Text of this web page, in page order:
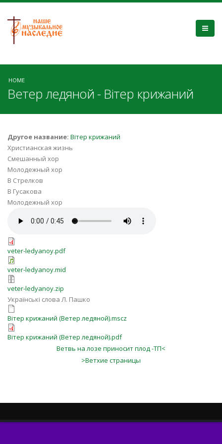
HOME
Ветер ледяной - Вітер крижаний
Другое название: Вітер крижаний
Христианская жизнь
Смешанный хор
Молодежный хор
В Стрелков
В Гусакова
Молодежный хор
veter-ledyanoy.pdf
veter-ledyanoy.mid
veter-ledyanoy.zip
Українські слова Л. Пашко
Вітер крижаний (Ветер ледяной).mscz
Вітер крижаний (Ветер ледяной).pdf
Ветвь на лозе приносит плод -ТП<
>Ветхие страницы